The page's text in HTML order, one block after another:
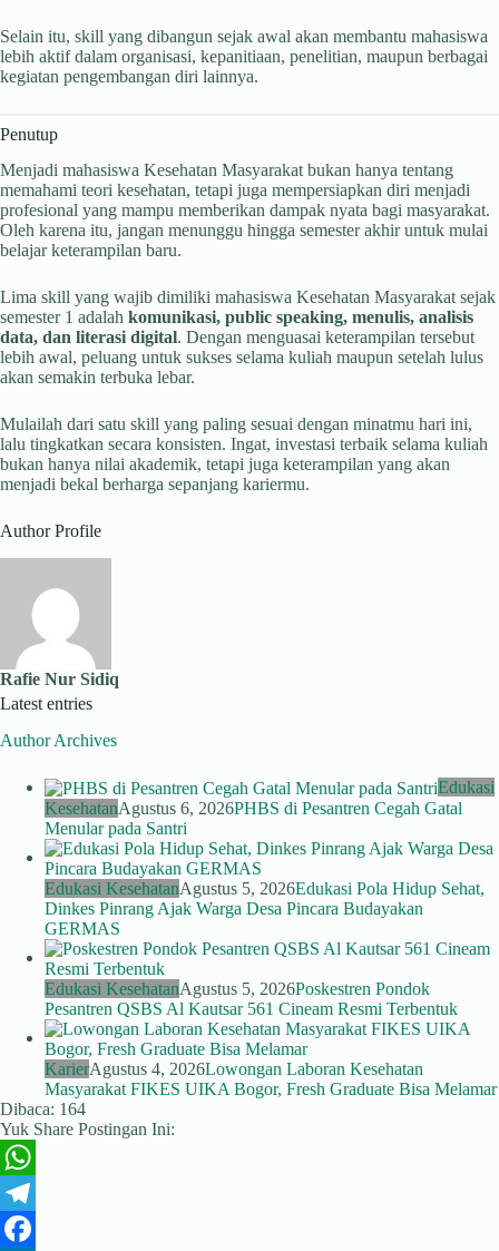
Selain itu, skill yang dibangun sejak awal akan membantu mahasiswa
lebih aktif dalam organisasi, kepanitiaan, penelitian, maupun berbagai
kegiatan pengembangan diri lainnya.
Penutup
Menjadi mahasiswa Kesehatan Masyarakat bukan hanya tentang
memahami teori kesehatan, tetapi juga mempersiapkan diri menjadi
profesional yang mampu memberikan dampak nyata bagi masyarakat.
Oleh karena itu, jangan menunggu hingga semester akhir untuk mulai
belajar keterampilan baru.
Lima skill yang wajib dimiliki mahasiswa Kesehatan Masyarakat sejak
semester 1 adalah komunikasi, public speaking, menulis, analisis
data, dan literasi digital. Dengan menguasai keterampilan tersebut
lebih awal, peluang untuk sukses selama kuliah maupun setelah lulus
akan semakin terbuka lebar.
Mulailah dari satu skill yang paling sesuai dengan minatmu hari ini,
lalu tingkatkan secara konsisten. Ingat, investasi terbaik selama kuliah
bukan hanya nilai akademik, tetapi juga keterampilan yang akan
menjadi bekal berharga sepanjang kariermu.
Author Profile
Rafie Nur Sidiq
Latest entries
Author Archives
Edukasi
KesehatanAgustus 6, 2026PHBS di Pesantren Cegah Gatal
Menular pada Santri
Edukasi KesehatanAgustus 5, 2026Edukasi Pola Hidup Sehat,
Dinkes Pinrang Ajak Warga Desa Pincara Budayakan
GERMAS
Edukasi KesehatanAgustus 5, 2026Poskestren Pondok
Pesantren QSBS Al Kautsar 561 Cineam Resmi Terbentuk
KarierAgustus 4, 2026Lowongan Laboran Kesehatan
Masyarakat FIKES UIKA Bogor, Fresh Graduate Bisa Melamar
Dibaca: 164
Yuk Share Postingan Ini:
W
hT